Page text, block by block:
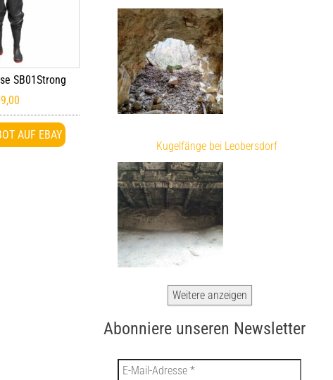
SB01Strong
AUF EBAY
Kugelfänge bei Leobersdorf
Weitere anzeigen
Abonniere unseren Newsletter